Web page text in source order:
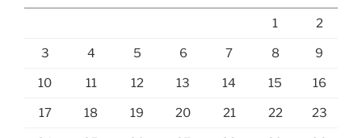
1 2
3 4 5 6 7 8 9
10 11 12 13 14 15 16
17 18 19 20 21 22 23